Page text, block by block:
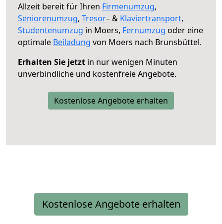
Allzeit bereit für Ihren Firmenumzug,
Seniorenumzug, Tresor– & Klaviertransport,
Studentenumzug in Moers, Fernumzug oder eine
optimale Beiladung von Moers nach Brunsbüttel.
Erhalten Sie jetzt in nur wenigen Minuten
unverbindliche und kostenfreie Angebote.
Kostenlose Angebote erhalten
Kostenlose Angebote erhalten